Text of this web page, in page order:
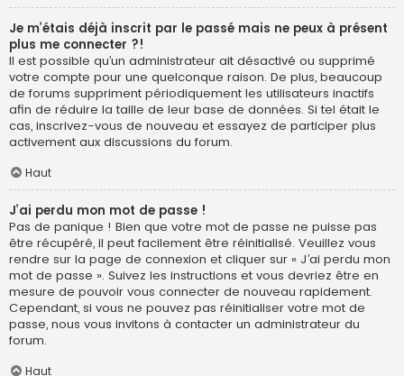
Je m’étais déjà inscrit par le passé mais ne peux à présent
plus me connecter ?!
Il est possible qu’un administrateur ait désactivé ou supprimé
votre compte pour une quelconque raison. De plus, beaucoup
de forums suppriment périodiquement les utilisateurs inactifs
afin de réduire la taille de leur base de données. Si tel était le
cas, inscrivez-vous de nouveau et essayez de participer plus
activement aux discussions du forum.
Haut
J’ai perdu mon mot de passe !
Pas de panique ! Bien que votre mot de passe ne puisse pas
être récupéré, il peut facilement être réinitialisé. Veuillez vous
rendre sur la page de connexion et cliquer sur « J’ai perdu mon
mot de passe ». Suivez les instructions et vous devriez être en
mesure de pouvoir vous connecter de nouveau rapidement.
Cependant, si vous ne pouvez pas réinitialiser votre mot de
passe, nous vous invitons à contacter un administrateur du
forum.
Haut